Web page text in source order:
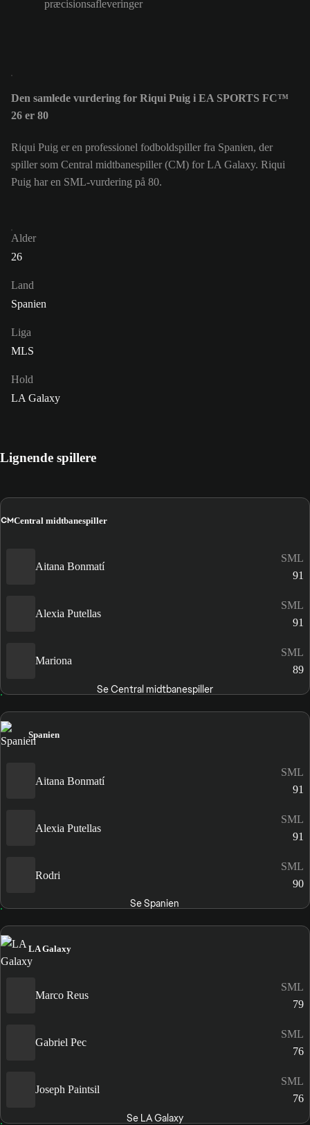
præcisionsafleveringer
Den samlede vurdering for Riqui Puig i EA SPORTS FC™
26 er 80
Riqui Puig er en professionel fodboldspiller fra Spanien, der
spiller som Central midtbanespiller (CM) for LA Galaxy. Riqui
Puig har en SML-vurdering på 80.
Alder
26
Land
Spanien
Liga
MLS
Hold
LA Galaxy
Lignende spillere
CMCentral midtbanespiller
Aitana Bonmatí
SML
91
Alexia Putellas
SML
91
Mariona
SML
89
Se Central midtbanespiller
Spanien
Aitana Bonmatí
SML
91
Alexia Putellas
SML
91
Rodri
SML
90
Se Spanien
LA Galaxy
Marco Reus
SML
79
Gabriel Pec
SML
76
Joseph Paintsil
SML
76
Se LA Galaxy